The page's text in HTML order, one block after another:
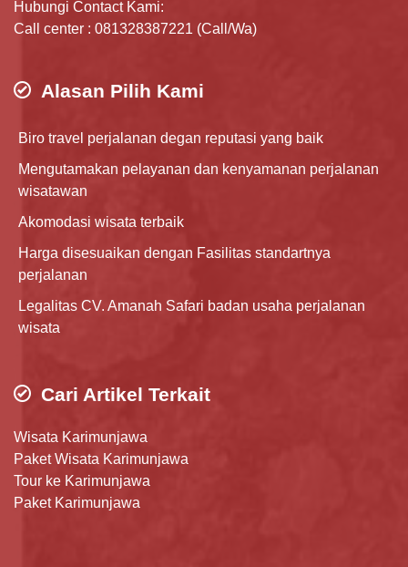
Hubungi Contact Kami:
Call center : 081328387221 (Call/Wa)
Alasan Pilih Kami
Biro travel perjalanan degan reputasi yang baik
Mengutamakan pelayanan dan kenyamanan perjalanan
wisatawan
Akomodasi wisata terbaik
Harga disesuaikan dengan Fasilitas standartnya
perjalanan
Legalitas CV. Amanah Safari badan usaha perjalanan
wisata
Cari Artikel Terkait
Wisata Karimunjawa
Paket Wisata Karimunjawa
Tour ke Karimunjawa
Paket Karimunjawa